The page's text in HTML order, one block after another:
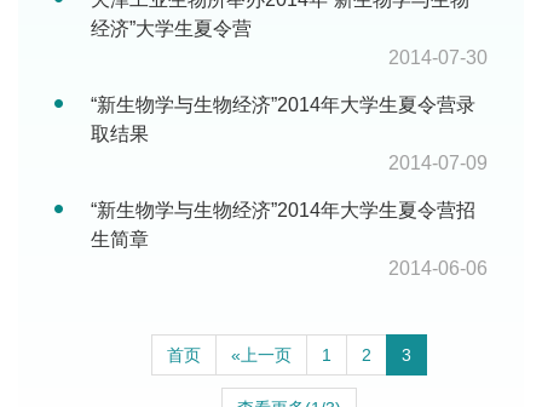
经济”大学生夏令营
2014-07-30
“新生物学与生物经济”2014年大学生夏令营录
取结果
2014-07-09
“新生物学与生物经济”2014年大学生夏令营招
生简章
2014-06-06
首页 «上一页 1 2 3